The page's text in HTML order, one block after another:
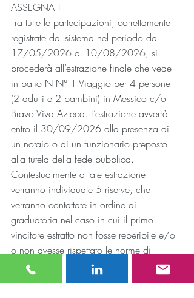
ASSEGNATI
Tra tutte le partecipazioni, correttamente
registrate dal sistema nel periodo dal
17/05/2026 al 10/08/2026, si
procederà all’estrazione finale che vede
in palio N N° 1 Viaggio per 4 persone
(2 adulti e 2 bambini) in Messico c/o
Bravo Viva Azteca. L’estrazione avverrà
entro il 30/09/2026 alla presenza di
un notaio o di un funzionario preposto
alla tutela della fede pubblica.
Contestualmente a tale estrazione
verranno individuate 5 riserve, che
verranno contattate in ordine di
graduatoria nel caso in cui il primo
vincitore estratto non fosse reperibile e/o
o non avesse rispettato le norme di
partecipazione.